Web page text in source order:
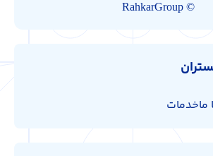
© RahkarGroup
خدمات